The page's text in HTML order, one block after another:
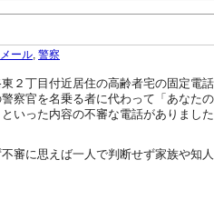
メール 警察
２丁目付近居住の高齢者宅の固定電
察官を名乗る者に代わって「あなた
いった内容の不審な電話がありました
に思えば一人で判断せず家族や知人